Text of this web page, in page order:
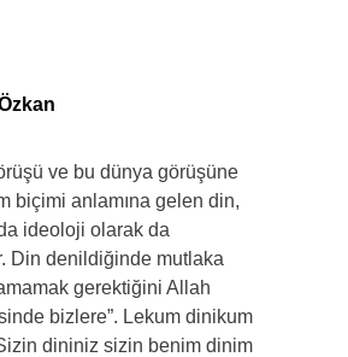
ve bu dünya görüşüne
biçimi anlamına gelen din,
ideoloji olarak da
Din denildiğinde mutlaka
gerektiğini Allah
bizlere”. Lekum dinikum
dininiz sizin benim dinim